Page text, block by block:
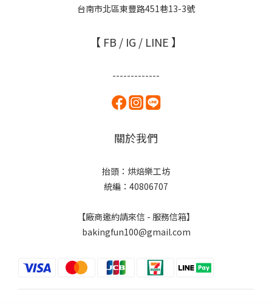
台南市北區東豐路451巷13-3號
【 FB / IG / LINE 】
-------------
關於我們
抬頭：烘焙樂工坊
統編：40806707
【廠商邀約請來信 - 服務信箱】
bakingfun100@gmail.com